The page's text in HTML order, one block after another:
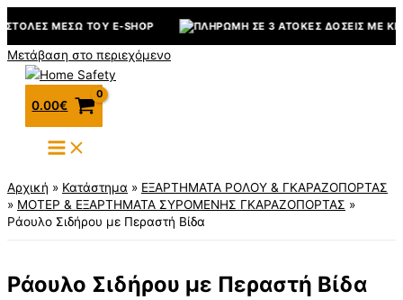
ΜΈΣΩ ΤΟΥ E-SHOP ΠΛΗΡΩΜΉ ΣΕ 3 ΆΤΟΚΕΣ ΔΌΣΕΙΣ ΜΕ
Μετάβαση στο περιεχόμενο
0.00€
Αρχική » Κατάστημα » ΕΞΑΡΤΗΜΑΤΑ ΡΟΛΟΥ & ΓΚΑΡΑΖΟΠΟΡΤΑΣ
» ΜΟΤΕΡ & ΕΞΑΡΤΗΜΑΤΑ ΣΥΡΟΜΕΝΗΣ ΓΚΑΡΑΖΟΠΟΡΤΑΣ »
Ράουλο Σιδήρου με Περαστή Βίδα
Ράουλο Σιδήρου με Περαστή Βίδα